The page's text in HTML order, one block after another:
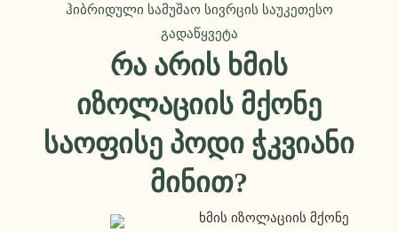
ჰიბრიდული სამუშაო სივრცის საუკეთესო
გადაწყვეტა
Რა Არის Ხმის
Იზოლაციის Მქონე
Საოფისე Პოდი Ჭკვიანი
Მინით?
ხმის იზოლაციის მქონე